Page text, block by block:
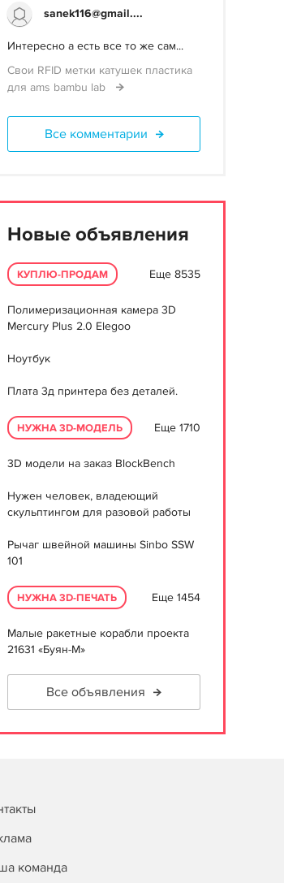
sanek116@gmail....
Интересно а есть все то же сам...
Свои RFID метки катушек пластика
для ams bambu lab
Все комментарии
Новые объявления
КУПЛЮ-ПРОДАМ Еще 8535
Полимеризационная камера 3D
Mercury Plus 2.0 Elegoo
Ноутбук
Плата 3д принтера без деталей.
НУЖНА 3D-МОДЕЛЬ Еще 1710
3D модели на заказ BlockBench
Нужен человек, владеющий
скульптингом для разовой работы
Рычаг швейной машины Sinbo SSW
101
НУЖНА 3D-ПЕЧАТЬ Еще 1454
Малые ракетные корабли проекта
21631 «Буян-М»
Все объявления
команда